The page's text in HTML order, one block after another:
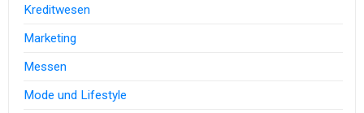
Kreditwesen
Marketing
Messen
Mode und Lifestyle